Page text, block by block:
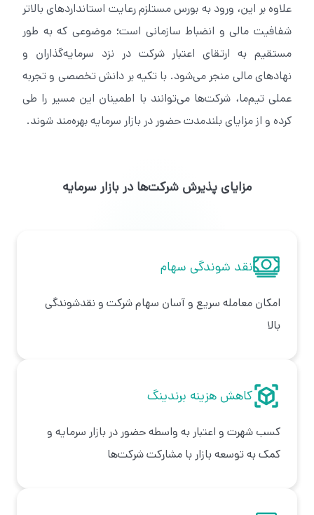
علاوه بر این، ورود به بورس مستلزم رعایت استانداردهای بالاتر
شفافیت مالی و انضباط سازمانی است؛ موضوعی که به طور
مستقیم به ارتقای اعتبار شرکت در نزد سرمایه‌گذاران و
نهادهای مالی منجر می‌شود. با تکیه بر دانش تخصصی و تجربه
عملی تیم‌ما، شرکت‌ها می‌توانند با اطمینان این مسیر را طی
کرده و از مزایای بلندمدت حضور در بازار سرمایه بهره‌مند شوند.
مزایای پذیرش شرکت‌ها در بازار سرمایه
نقد شوندگی سهام
امکان معامله سریع و آسان سهام شرکت و نقدشوندگی
بالا
کاهش هزینه برندینگ
کسب شهرت و اعتبار به واسطه حضور در بازار سرمایه و
کمک به توسعه بازار با مشارکت شرکت‌ها